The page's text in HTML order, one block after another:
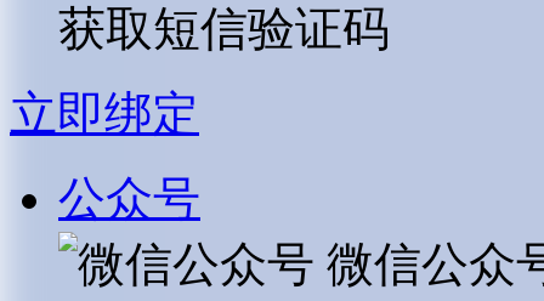
获取短信验证码
立即绑定
公众号
微信公众